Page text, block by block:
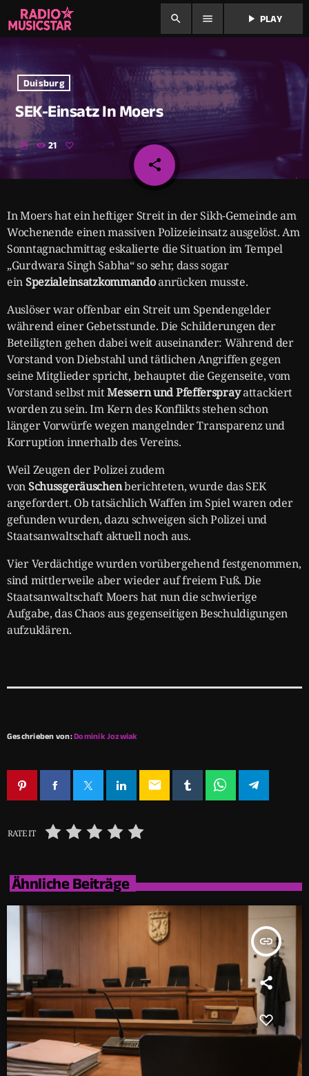
search menu play_arrow PLAY
Duisburg
SEK-Einsatz In Moers
today 21
share
email
In Moers hat ein heftiger Streit in der Sikh-Gemeinde am
Wochenende einen massiven Polizeieinsatz ausgelöst. Am
Sonntagnachmittag eskalierte die Situation im Tempel
„Gurdwara Singh Sabha“ so sehr, dass sogar
einSpezialeinsatzkommandoanrücken musste.
Auslöser war offenbar ein Streit um Spendengelder
während einer Gebetsstunde. Die Schilderungen der
Beteiligten gehen dabei weit auseinander: Während der
Vorstand von Diebstahl und tätlichen Angriffen gegen
seine Mitglieder spricht, behauptet die Gegenseite, vom
Vorstand selbst mitMessern und Pfeffersprayattackiert
worden zu sein. Im Kern des Konflikts stehen schon
länger Vorwürfe wegen mangelnder Transparenz und
Korruption innerhalb des Vereins.
Weil Zeugen der Polizei zudem
vonSchussgeräuschenberichteten, wurde das SEK
angefordert. Ob tatsächlich Waffen im Spiel waren oder
gefunden wurden, dazu schweigen sich Polizei und
Staatsanwaltschaft aktuell noch aus.
Vier Verdächtige wurden vorübergehend festgenommen,
sind mittlerweile aber wieder auf freiem Fuß. Die
Staatsanwaltschaft Moers hat nun die schwierige
Aufgabe, das Chaos aus gegenseitigen Beschuldigungen
aufzuklären.
Geschrieben von:Dominik Jozwiak
email
RATE IT
Ähnliche Beiträge
insert_link